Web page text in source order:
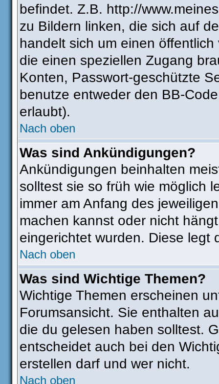
befindet. Z.B. http://
zu Bildern linken, die sich auf
handelt sich um einen
die einen speziellen Zugang
Konten, Passwort-geschützte
benutze entweder den BB-
erlaubt).
Nach oben
Was sind Ankündigungen?
Ankündigungen beinhalten
solltest sie so früh wie möglich
immer am Anfang des
machen kannst oder nicht
eingerichtet wurden. Diese legt
Nach oben
Was sind Wichtige Themen?
Wichtige Themen erscheinen
Forumsansicht. Sie enthalten
die du gelesen haben solltest.
entscheidet auch bei den
erstellen darf und wer nicht.
Nach oben